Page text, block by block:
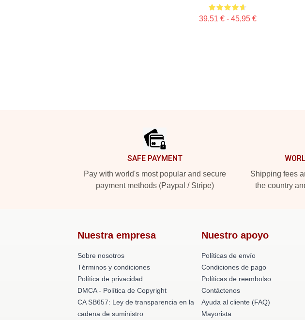
39,51 € - 45,95 €
SAFE PAYMENT
Pay with world's most popular and secure
payment methods (Paypal / Stripe)
Shipping fees
the country
Nuestra empresa
Sobre nosotros
Términos y condiciones
Política de privacidad
DMCA - Política de Copyright
CA SB657: Ley de transparencia en la
cadena de suministro
Nuestro apoyo
Políticas de envío
Condiciones de pago
Políticas de reembolso
Contáctenos
Ayuda al cliente (FAQ)
Mayorista